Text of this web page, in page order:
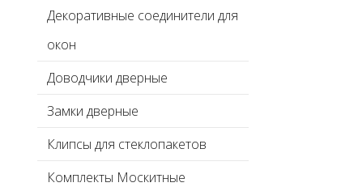
Декоративные соединители для
окон
Доводчики дверные
Замки дверные
Клипсы для стеклопакетов
Комплекты Москитные